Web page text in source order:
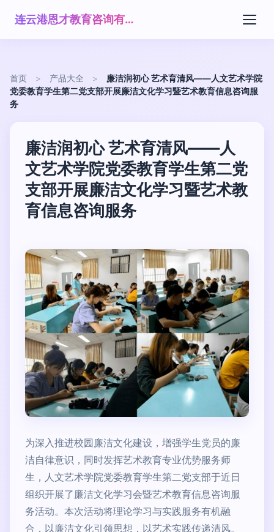
连云港恩才教育咨询有限公司
首页 > 产品大全 >
廉洁润初心 艺术育清风——人文艺术学院
党委教育学生第二党支部开展廉洁文化学习暨艺术教育信息咨询服
务
廉洁润初心 艺术育清风——人
文艺术学院党委教育学生第二党
支部开展廉洁文化学习暨艺术教
育信息咨询服务
为深入推进校园廉洁文化建设，增强学生党员的廉
洁自律意识，同时发挥艺术教育专业优势服务师
生，人文艺术学院党委教育学生第二党支部于近日
组织开展了廉洁文化学习会暨艺术教育信息咨询服
务活动。本次活动将理论学习与实践服务有机融
合，以廉洁文化引领思想，以艺术实践传递清风。